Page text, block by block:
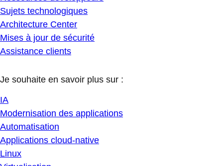
Sujets technologiques
Architecture Center
Mises à jour de sécurité
Assistance clients
Je souhaite en savoir plus sur :
IA
Modernisation des applications
Automatisation
Applications cloud-native
Linux